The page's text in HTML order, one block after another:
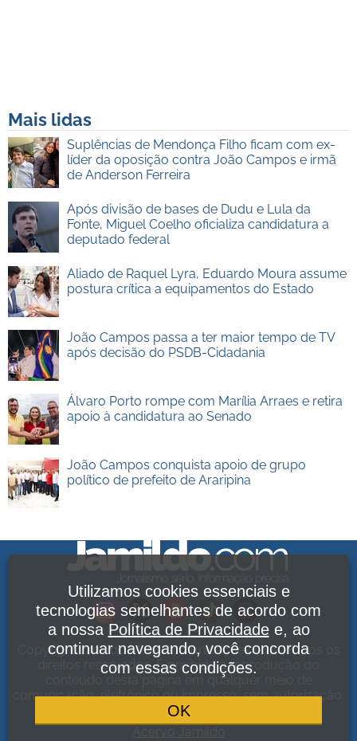
Mais lidas
Suplências de Mendonça Filho ficam com ex-
líder da oposição contra João Campos e irmã
de Anderson Ferreira
Após divisão de bases de Dudu e Lula da
Fonte, Miguel Coelho oficializa candidatura a
deputado federal
Aliado de Raquel Lyra, Eduardo Moura assume
postura crítica a equipamentos do Estado
João Campos passa a ter maior tempo de TV
após decisão do PSDB-Cidadania
Álvaro Porto rompe com Marília Arraes e retira
apoio à candidatura ao Senado
João Campos conquista apoio de grupo
político de prefeito de Araripina
Copyright Jamildo Melo Comunicações Ltda. Todos os
direitos reservados. É proibida a reprodução do
conteúdo desta página em qualquer meio de
comunicação, eletrônico ou impresso, sem autorização.
Política de Privacidade
Utilizamos cookies essenciais e
tecnologias semelhantes de acordo com
a nossa Política de Privacidadee, ao
continuar navegando, você concorda
com essas condições.
OK